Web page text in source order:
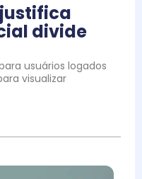
divide
usuários logados
visualizar